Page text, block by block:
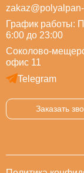
График работы:
6:00 до 23:00
Соколово-
офис 11
Telegram
Заказать